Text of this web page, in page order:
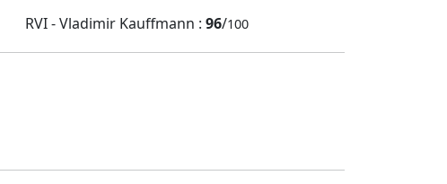
RVI - Vladimir Kauffmann : 96/100